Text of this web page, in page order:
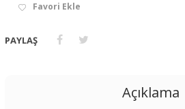
Favori Ekle
PAYLAŞ
Açıklama